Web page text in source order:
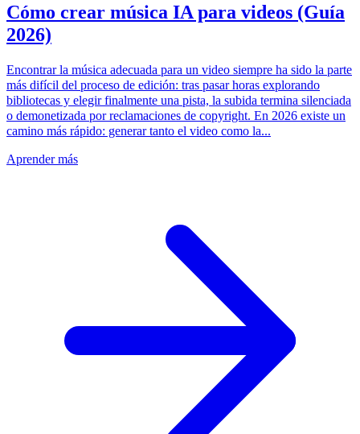
Cómo crear música IA para videos (Guía
2026)
Encontrar la música adecuada para un video siempre ha sido la parte
más difícil del proceso de edición: tras pasar horas explorando
bibliotecas y elegir finalmente una pista, la subida termina silenciada
o demonetizada por reclamaciones de copyright. En 2026 existe un
camino más rápido: generar tanto el video como la...
Aprender más